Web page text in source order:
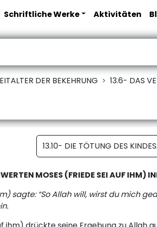
Schriftliche Werke Aktivitäten
DER BEKEHRUNG 13.6- DAS
13.10- DIE TÖTUNG
MOSES (FRIEDE SEI AUF IHM)
sagte: “So Allah will, wirst du mich